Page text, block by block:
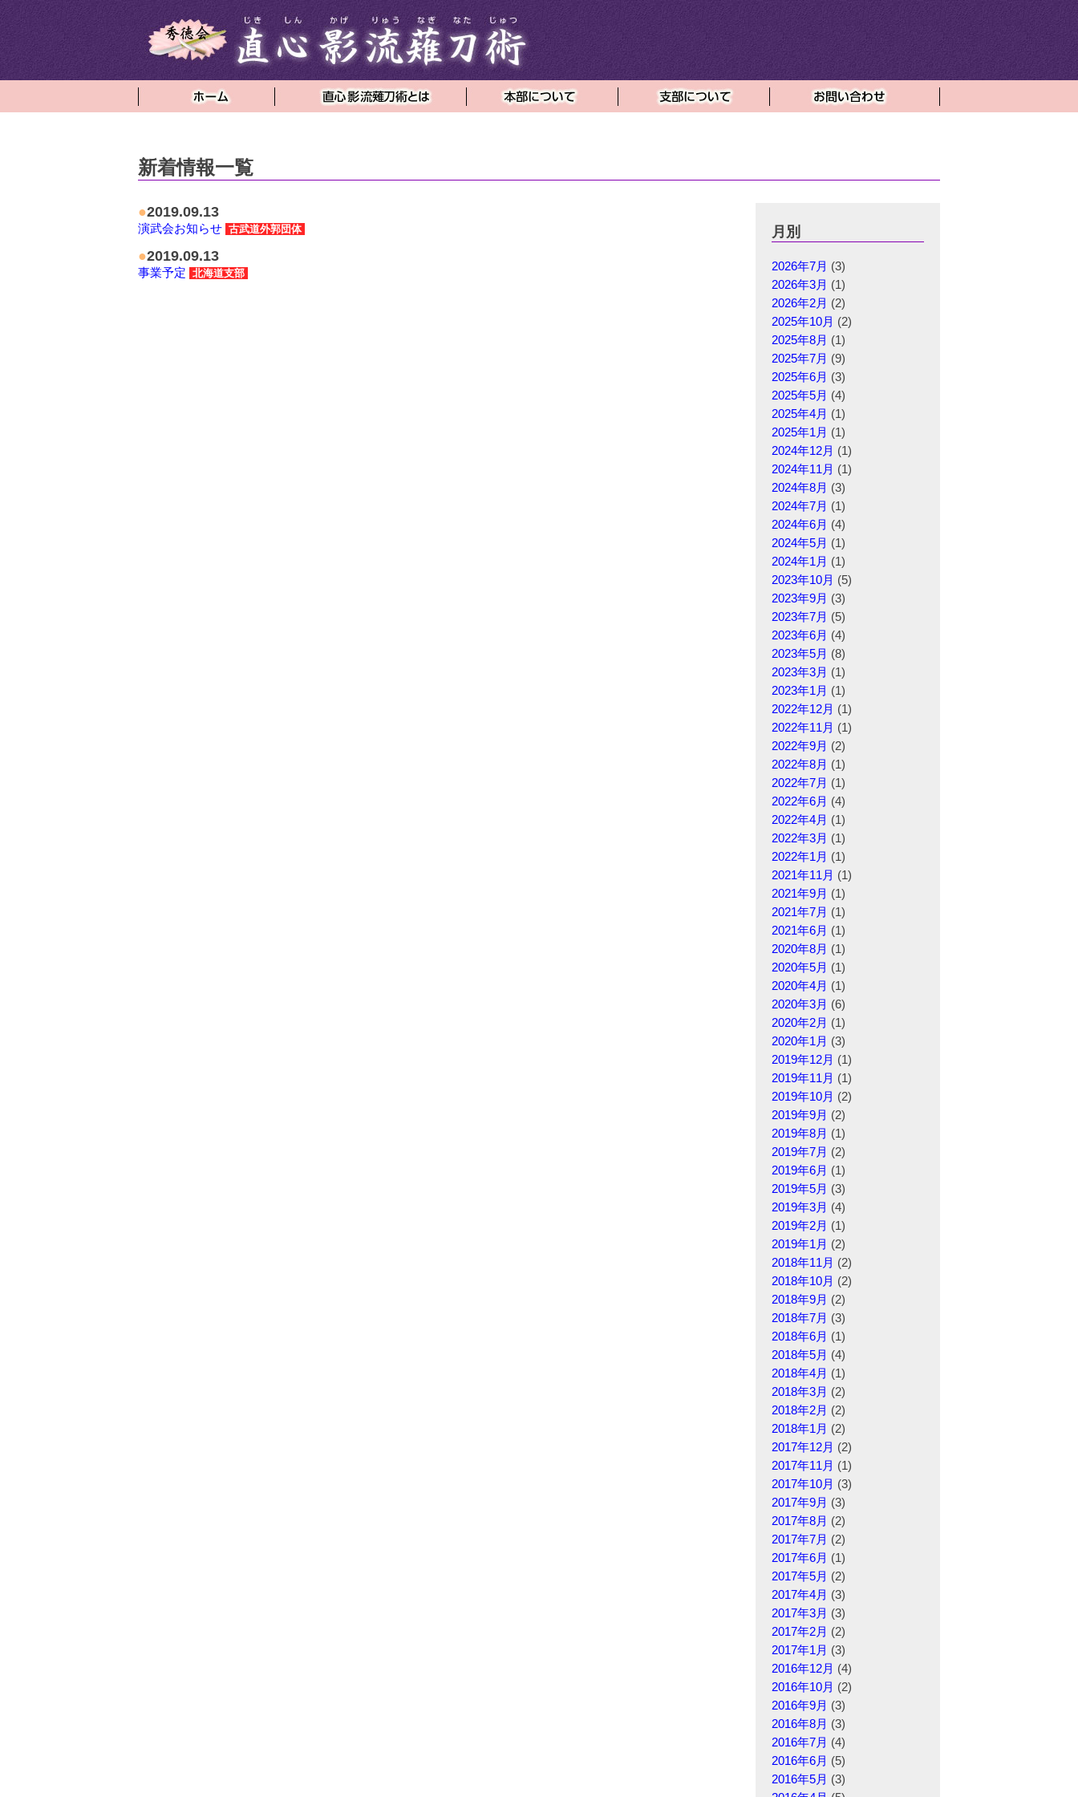
新着情報一覧
●2019.09.13
演武会お知らせ 古武道外郭団体
●2019.09.13
事業予定 北海道支部
月別
2026年7月 (3)
2026年3月 (1)
2026年2月 (2)
2025年10月 (2)
2025年8月 (1)
2025年7月 (9)
2025年6月 (3)
2025年5月 (4)
2025年4月 (1)
2025年1月 (1)
2024年12月 (1)
2024年11月 (1)
2024年8月 (3)
2024年7月 (1)
2024年6月 (4)
2024年5月 (1)
2024年1月 (1)
2023年10月 (5)
2023年9月 (3)
2023年7月 (5)
2023年6月 (4)
2023年5月 (8)
2023年3月 (1)
2023年1月 (1)
2022年12月 (1)
2022年11月 (1)
2022年9月 (2)
2022年8月 (1)
2022年7月 (1)
2022年6月 (4)
2022年4月 (1)
2022年3月 (1)
2022年1月 (1)
2021年11月 (1)
2021年9月 (1)
2021年7月 (1)
2021年6月 (1)
2020年8月 (1)
2020年5月 (1)
2020年4月 (1)
2020年3月 (6)
2020年2月 (1)
2020年1月 (3)
2019年12月 (1)
2019年11月 (1)
2019年10月 (2)
2019年9月 (2)
2019年8月 (1)
2019年7月 (2)
2019年6月 (1)
2019年5月 (3)
2019年3月 (4)
2019年2月 (1)
2019年1月 (2)
2018年11月 (2)
2018年10月 (2)
2018年9月 (2)
2018年7月 (3)
2018年6月 (1)
2018年5月 (4)
2018年4月 (1)
2018年3月 (2)
2018年2月 (2)
2018年1月 (2)
2017年12月 (2)
2017年11月 (1)
2017年10月 (3)
2017年9月 (3)
2017年8月 (2)
2017年7月 (2)
2017年6月 (1)
2017年5月 (2)
2017年4月 (3)
2017年3月 (3)
2017年2月 (2)
2017年1月 (3)
2016年12月 (4)
2016年10月 (2)
2016年9月 (3)
2016年8月 (3)
2016年7月 (4)
2016年6月 (5)
2016年5月 (3)